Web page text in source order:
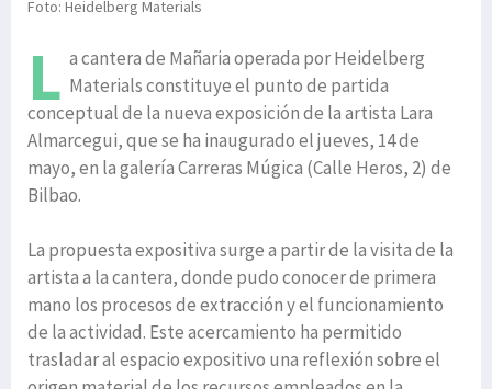
Foto: Heidelberg Materials
L a cantera de Mañaria operada por Heidelberg
Materials constituye el punto de partida
conceptual de la nueva exposición de la artista Lara
Almarcegui, que se ha inaugurado el jueves, 14 de
mayo, en la galería Carreras Múgica (Calle Heros, 2) de
Bilbao.
La propuesta expositiva surge a partir de la visita de la
artista a la cantera, donde pudo conocer de primera
mano los procesos de extracción y el funcionamiento
de la actividad. Este acercamiento ha permitido
trasladar al espacio expositivo una reflexión sobre el